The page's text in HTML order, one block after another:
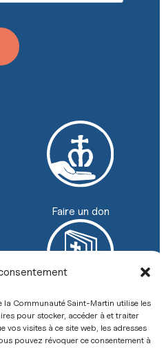
la Communauté Saint-Martin utilise les
pour stocker, accéder à et traiter
vos visites à ce site web, les adresses
pouvez révoquer ce consentement à
Faire un don
Revue
43 26 12 00